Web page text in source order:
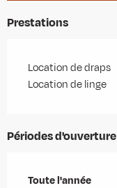
Prestations
Location de draps
Location de linge
Périodes d'ouverture
Toute l'année
Toute l'année